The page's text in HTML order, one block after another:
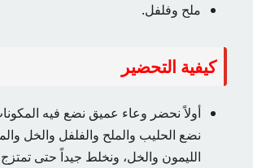
ملح وفلفل.
كيفية التحضير
أولاً نحضر وعاء عميق نضع فيه
نضع الحليب والملح والفلفل والخل
الليمون والخل، ونخلط جيداً حتى تمتزج